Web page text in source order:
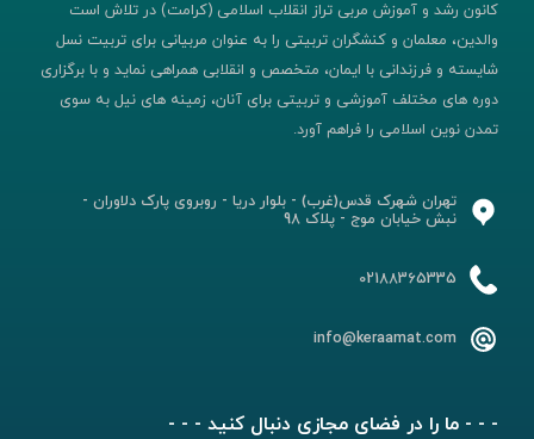
کانون رشد و آموزش مربی تراز انقلاب اسلامی (کرامت) در تلاش است
والدین، معلمان و کنشگران تربیتی را به عنوان مربیانی برای تربیت نسل
شایسته و فرزندانی با ایمان، متخصص و انقلابی همراهی نماید و با برگزاری
دوره های مختلف آموزشی و تربیتی برای آنان، زمینه های نیل به سوی
تمدن نوین اسلامی را فراهم آورد.
تهران شهرک قدس(غرب) - بلوار دریا - روبروی پارک دلاوران -
نبش خیابان موج - پلاک 98
02188365335
info@keraamat.com
- - - ما را در فضای مجازی دنبال کنید - - -